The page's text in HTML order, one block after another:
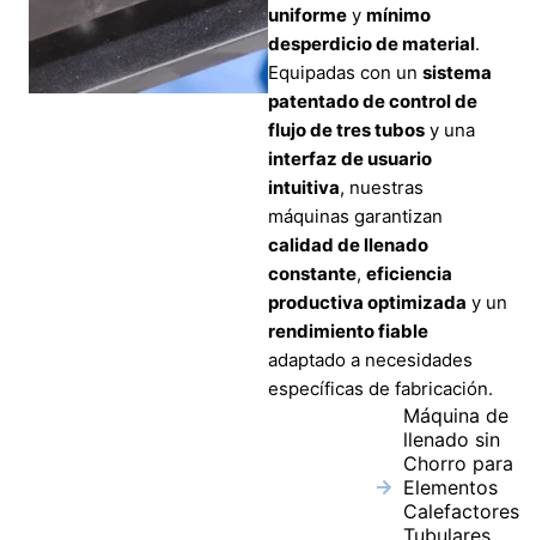
uniforme y mínimo
desperdicio de material.
Equipadas con un sistema
patentado de control de
flujo de tres tubos y una
interfaz de usuario
intuitiva, nuestras
máquinas garantizan
calidad de llenado
constante, eficiencia
productiva optimizada y un
rendimiento fiable
adaptado a necesidades
específicas de fabricación.
Máquina de
llenado sin
Chorro para
Elementos
Calefactores